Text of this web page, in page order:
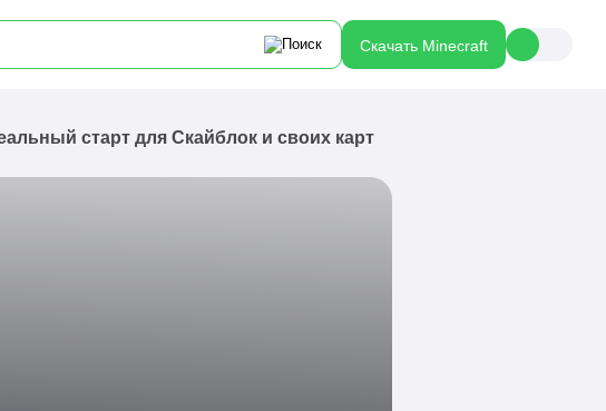
Скачать Minecraft
старт для Скайблок и своих карт